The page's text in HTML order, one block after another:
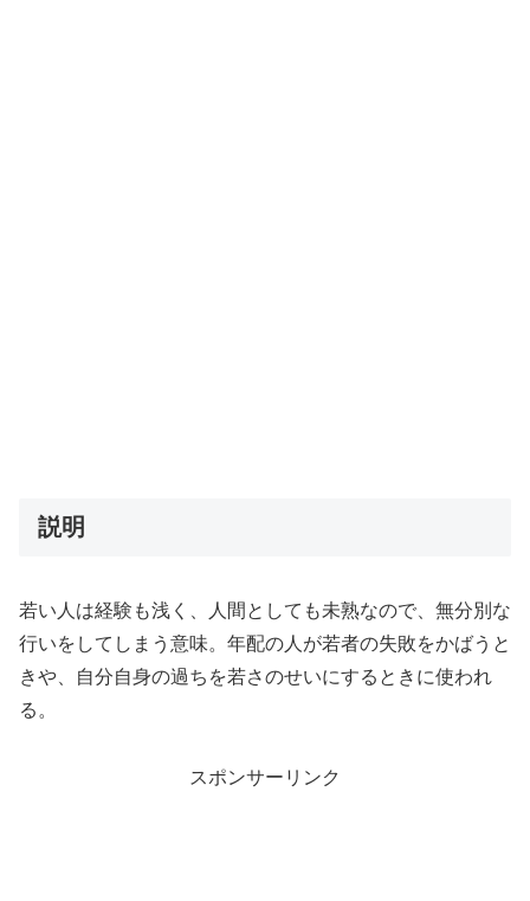
説明
若い人は経験も浅く、人間としても未熟なので、無分別な
行いをしてしまう意味。年配の人が若者の失敗をかばうと
きや、自分自身の過ちを若さのせいにするときに使われ
る。
スポンサーリンク